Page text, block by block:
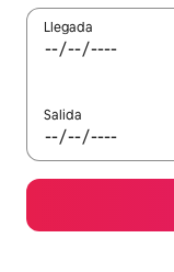
Llegada
Salida